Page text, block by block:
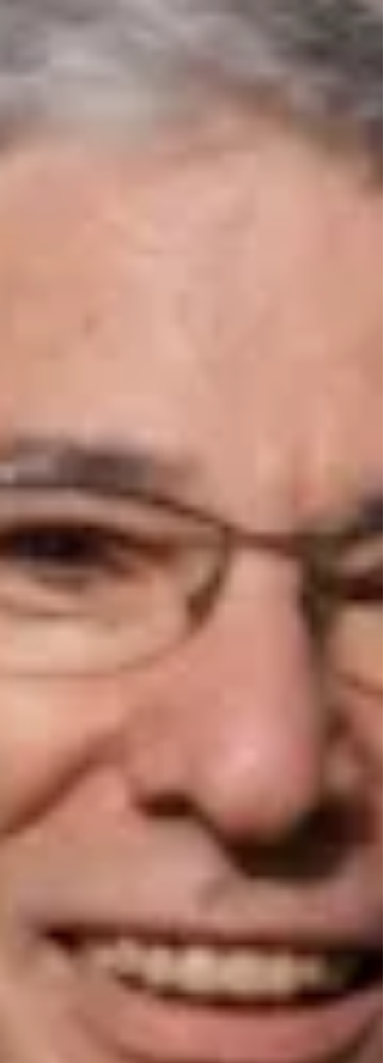
frères du Grand orient de Belgique